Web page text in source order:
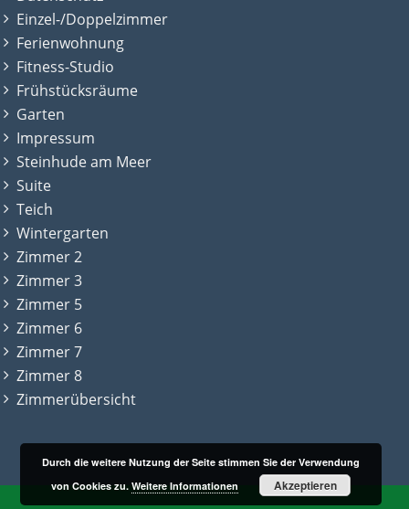
Einzel-/Doppelzimmer
Ferienwohnung
Fitness-Studio
Frühstücksräume
Garten
Impressum
Steinhude am Meer
Suite
Teich
Wintergarten
Zimmer 2
Zimmer 3
Zimmer 5
Zimmer 6
Zimmer 7
Zimmer 8
Zimmerübersicht
Durch die weitere Nutzung der Seite stimmen Sie der Verwendung
von Cookies zu.Weitere Informationen Akzeptieren